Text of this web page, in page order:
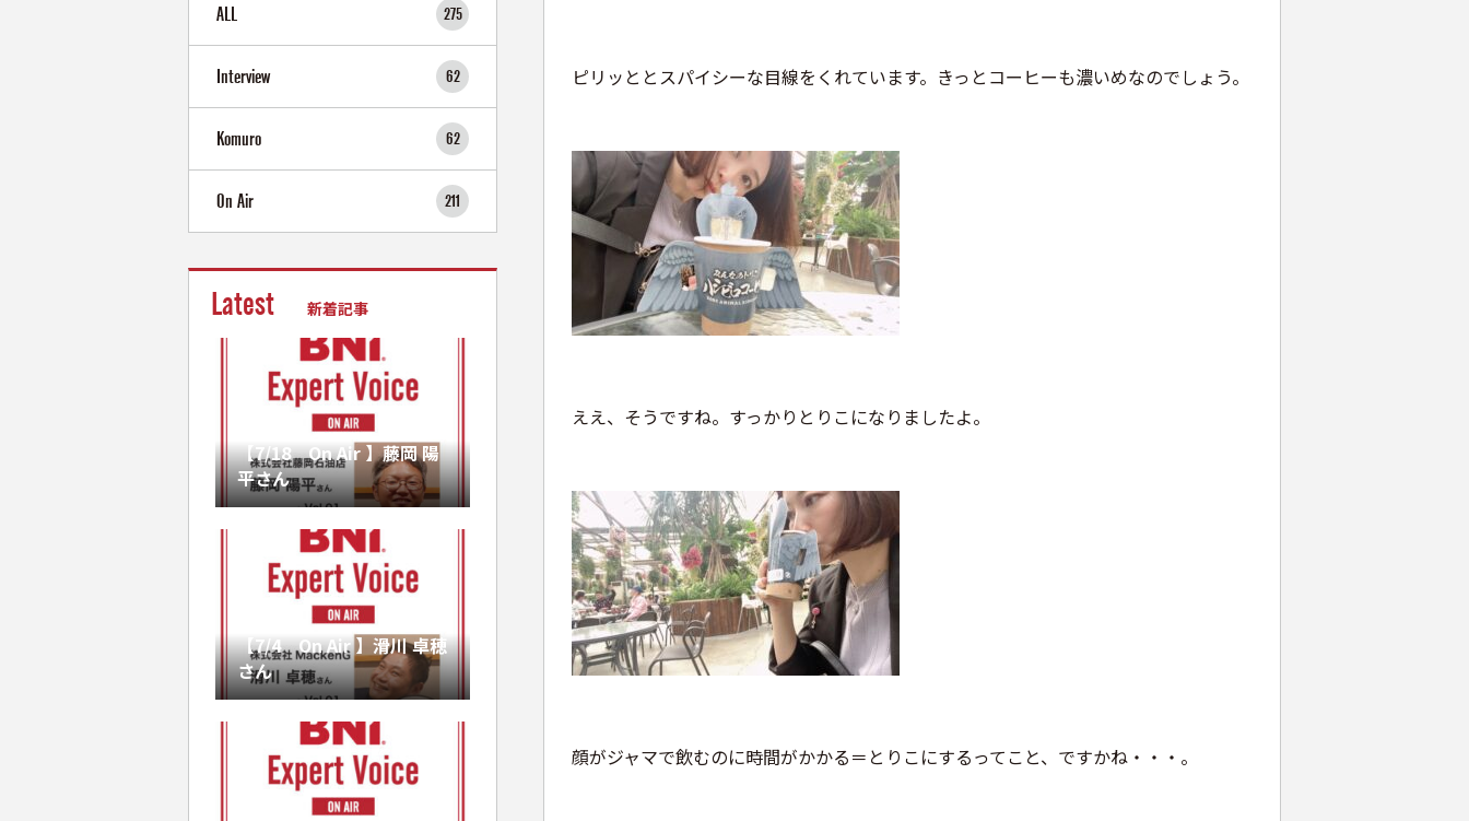
ピリッととスパイシーな目線をくれています。きっとコーヒーも濃いめなのでしょう。
ええ、そうですね。すっかりとりこになりましたよ。
顔がジャマで飲むのに時間がかかる＝とりこにするってこと、ですかね・・・。
ALL 275
Interview 62
Komuro 62
On Air 211
Latest 新着記事
【7/18 On Air 】藤岡 陽
平さん
【7/4 On Air 】滑川 卓穂
さん